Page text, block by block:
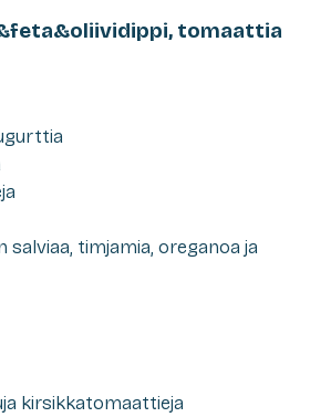
tomaattia
salviaa, timjamia, oreganoa ja
kirsikkatomaattieja